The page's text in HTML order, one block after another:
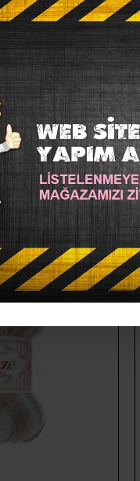
Pervane-Çiceği
PERVANE ÇICEĞI
SEPETE EKLE
Soru Sor